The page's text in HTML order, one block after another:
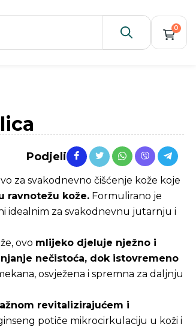
0
Podjeli
za svakodnevno čišćenje kože koje
ravnotežu kože. Formulirano je
idealnim za svakodnevnu jutarnju i
ovo mlijeko djeluje nježno i
nečistoća, dok istovremeno
osvježena i spremna za daljnju
revitalizirajućem i
potiče mikrocirkulaciju u koži i